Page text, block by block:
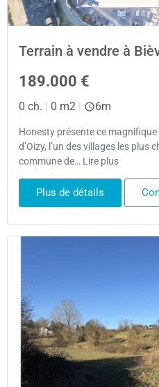
Terrain à vendre à
189.000 €
0 ch. | 0 m2 | 6m
Honesty présente ce
d’Oizy, l’un des villages les
commune de… Lire plus
Plus de détails